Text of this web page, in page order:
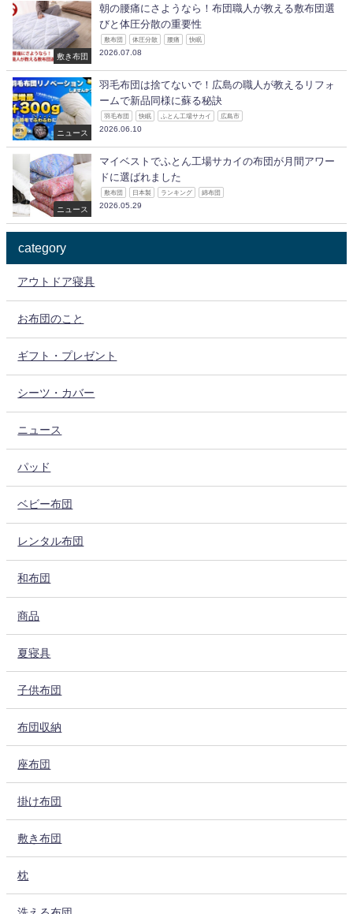
敷き布団
朝の腰痛にさようなら！布団職人が教える敷布団選
びと体圧分散の重要性
敷布団 体圧分散 腰痛 快眠
2026.07.08
ニュース
羽毛布団は捨てないで！広島の職人が教えるリフォ
ームで新品同様に蘇る秘訣
羽毛布団 快眠 ふとん工場サカイ 広島市
2026.06.10
ニュース
マイベストでふとん工場サカイの布団が月間アワー
ドに選ばれました
敷布団 日本製 ランキング 綿布団
2026.05.29
category
アウトドア寝具
お布団のこと
ギフト・プレゼント
シーツ・カバー
ニュース
パッド
ベビー布団
レンタル布団
和布団
商品
夏寝具
子供布団
布団収納
座布団
掛け布団
敷き布団
枕